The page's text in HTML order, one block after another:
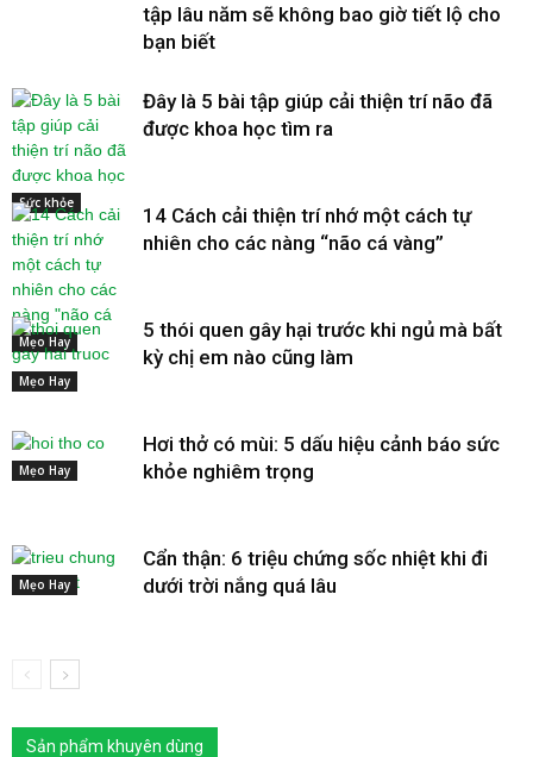
tập lâu năm sẽ không bao giờ tiết lộ cho
bạn biết
Sức khỏe
Đây là 5 bài tập giúp cải thiện trí não đã
được khoa học tìm ra
Mẹo Hay
14 Cách cải thiện trí nhớ một cách tự
nhiên cho các nàng “não cá vàng”
Mẹo Hay
5 thói quen gây hại trước khi ngủ mà bất
kỳ chị em nào cũng làm
Mẹo Hay
Hơi thở có mùi: 5 dấu hiệu cảnh báo sức
khỏe nghiêm trọng
Mẹo Hay
Cẩn thận: 6 triệu chứng sốc nhiệt khi đi
dưới trời nắng quá lâu
Sản phẩm khuyên dùng